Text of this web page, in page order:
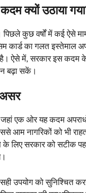
क्यों उठाया
पिछले कुछ वर्षों में कई ऐसे
कार्ड का गलत इस्तेमाल
ऐसे में, सरकार इस कदम
बढ़ा सकें।
एक ओर यह कदम
आम नागरिकों को भी
के लिए सरकार को सटीक
उपयोग को सुनिश्चित